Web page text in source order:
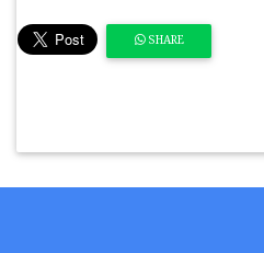
SHARE